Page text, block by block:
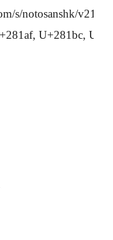
s/
U+281af, U+281bc,